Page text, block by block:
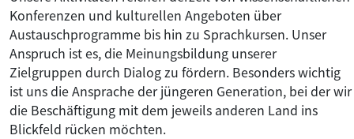
Konferenzen und kulturellen Angeboten über
Austauschprogramme bis hin zu Sprachkursen. Unser
Anspruch ist es, die Meinungsbildung unserer
Zielgruppen durch Dialog zu fördern. Besonders wichtig
ist uns die Ansprache der jüngeren Generation, bei der wir
die Beschäftigung mit dem jeweils anderen Land ins
Blickfeld rücken möchten.